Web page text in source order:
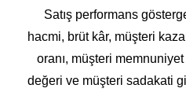
Satış performans
hacmi, brüt kâr, müşteri
oranı, müşteri
değeri ve müşteri sadakati